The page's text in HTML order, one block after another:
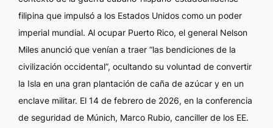
filipina que impulsó a los Estados Unidos como un poder
imperial mundial. Al ocupar Puerto Rico, el general Nelson
Miles anunció que venían a traer “las bendiciones de la
civilización occidental”, ocultando su voluntad de convertir
la Isla en una gran plantación de caña de azúcar y en un
enclave militar. El 14 de febrero de 2026, en la conferencia
de seguridad de Múnich, Marco Rubio, canciller de los EE.